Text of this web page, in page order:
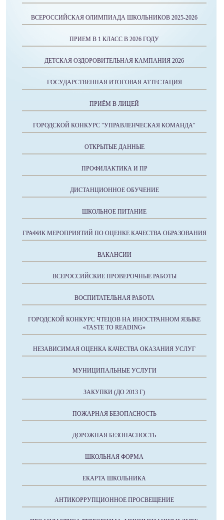
ВСЕРОССИЙСКАЯ ОЛИМПИАДА ШКОЛЬНИКОВ 2025-2026
ПРИЕМ В 1 КЛАСС В 2026 ГОДУ
ДЕТСКАЯ ОЗДОРОВИТЕЛЬНАЯ КАМПАНИЯ 2026
ГОСУДАРСТВЕННАЯ ИТОГОВАЯ АТТЕСТАЦИЯ
ПРИЁМ В ЛИЦЕЙ
ГОРОДСКОЙ КОНКУРС "УПРАВЛЕНЧЕСКАЯ КОМАНДА"
ОТКРЫТЫЕ ДАННЫЕ
ПРОФИЛАКТИКА И ПР
ДИСТАНЦИОННОЕ ОБУЧЕНИЕ
ШКОЛЬНОЕ ПИТАНИЕ
ГРАФИК МЕРОПРИЯТИЙ ПО ОЦЕНКЕ КАЧЕСТВА ОБРАЗОВАНИЯ
ВАКАНСИИ
ВСЕРОССИЙСКИЕ ПРОВЕРОЧНЫЕ РАБОТЫ
ВОСПИТАТЕЛЬНАЯ РАБОТА
ГОРОДСКОЙ КОНКУРС ЧТЕЦОВ НА ИНОСТРАННОМ ЯЗЫКЕ
«TASTE TO READING»
НЕЗАВИСИМАЯ ОЦЕНКА КАЧЕСТВА ОКАЗАНИЯ УСЛУГ
МУНИЦИПАЛЬНЫЕ УСЛУГИ
ЗАКУПКИ (ДО 2013 Г)
ПОЖАРНАЯ БЕЗОПАСНОСТЬ
ДОРОЖНАЯ БЕЗОПАСНОСТЬ
ШКОЛЬНАЯ ФОРМА
ЕКАРТА ШКОЛЬНИКА
АНТИКОРРУПЦИОННОЕ ПРОСВЕЩЕНИЕ